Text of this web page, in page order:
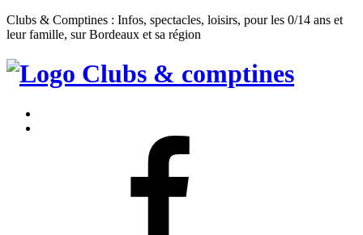
Clubs & Comptines : Infos, spectacles, loisirs, pour les 0/14 ans et
leur famille, sur Bordeaux et sa région
Clubs
Comptines